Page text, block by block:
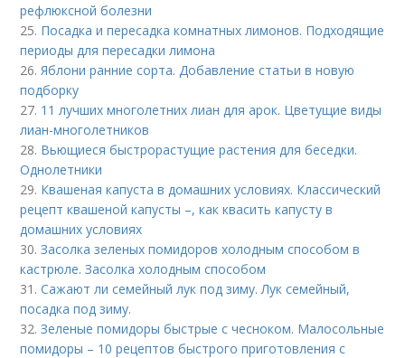
рефлюксной болезни
25. Посадка и пересадка комнатных лимонов. Подходящие
периоды для пересадки лимона
26. Яблони ранние сорта. Добавление статьи в новую
подборку
27. 11 лучших многолетних лиан для арок. Цветущие виды
лиан-многолетников
28. Вьющиеся быстрорастущие растения для беседки.
Однолетники
29. Квашеная капуста в домашних условиях. Классический
рецепт квашеной капусты –, как квасить капусту в
домашних условиях
30.Засолка зеленых помидоров холодным способом в
кастрюле. Засолка холодным способом
31.Сажают ли семейный лук под зиму. Лук семейный,
посадка под зиму.
32.Зеленые помидоры быстрые с чесноком. Малосольные
помидоры – 10 рецептов быстрого приготовления с